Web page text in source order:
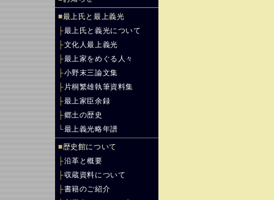
■最上氏と最上義光
├最上氏と義光について
├文化人最上義光
├最上家をめぐる人々
├小野末三論文集
├ 片桐繁雄執筆資料集
├最上家臣余録
├郷土の歴史
└最上義光略年譜
■歴史館について
├沿革と概要
├収蔵資料について
├書籍のご紹介